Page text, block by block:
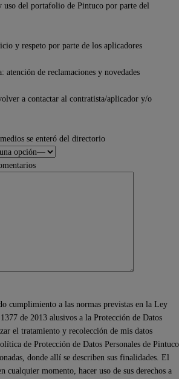
uso del portafolio de Pintuco por parte del
y respeto por parte de los aplicadores
atención de reclamaciones y novedades
a contactar al contratista/aplicador y/o
se enteró del directorio
cumplimiento a las normas previstas en la Ley
de 2013 alusivos a la Protección de Datos
el tratamiento y recolección de mis datos
de Protección de Datos Personales de Pintuco
donde allí se describen sus finalidades. El
cualquier momento, hacer uso de sus derechos a